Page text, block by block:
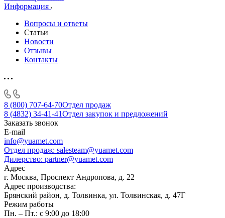
Информация
Вопросы и ответы
Статьи
Новости
Отзывы
Контакты
8 (800) 707-64-70Отдел продаж
8 (4832) 34-41-41Отдел закупок и предложений
Заказать звонок
E-mail
info@yuamet.com
Отдел продаж: salesteam@yuamet.com
Дилерство: partner@yuamet.com
Адрес
г. Москва, Проспект Андропова, д. 22
Адрес производства:
Брянский район, д. Толвинка, ул. Толвинская, д. 47Г
Режим работы
Пн. – Пт.: с 9:00 до 18:00